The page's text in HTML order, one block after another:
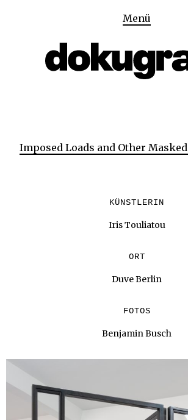
Menü
Imposed Loads and Other
KÜNSTLERIN
Iris Touliatou
ORT
Duve Berlin
FOTOS
Benjamin Busch